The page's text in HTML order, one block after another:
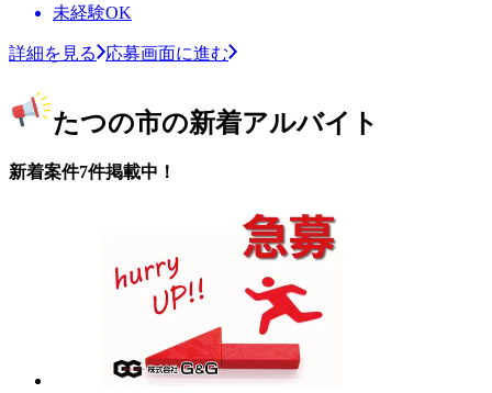
未経験OK
詳細を見る 応募画面に進む
たつの市の新着アルバイト
新着案件7件掲載中！